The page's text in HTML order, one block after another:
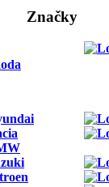
Značky